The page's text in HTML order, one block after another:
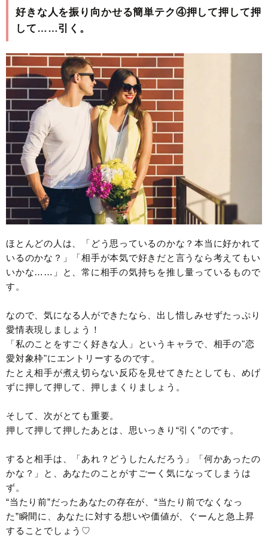
好きな人を振り向かせる簡単テク④押して押して押
して……引く。
ほとんどの人は、「どう思っているのかな？本当に好かれて
いるのかな？」「相手が本気で好きだと言うなら考えてもい
いかな……」と、常に相手の気持ちを推し量っているもので
す。
なので、気になる人ができたなら、出し惜しみせずたっぷり
愛情表現しましょう！
「私のことをすごく好きな人」というキャラで、相手の"恋
愛対象枠"にエントリーするのです。
たとえ相手が煮え切らない反応を見せてきたとしても、めげ
ずに押して押して、押しまくりましょう。
そして、次がとても重要。
押して押して押したあとは、思いっきり“引く”のです。
すると相手は、「あれ？どうしたんだろう」「何かあったの
かな？」と、あなたのことがすごーく気になってしまうは
ず。
“当たり前”だったあなたの存在が、“当たり前でなくなっ
た”瞬間に、あなたに対する想いや価値が、ぐーんと急上昇
することでしょう♡